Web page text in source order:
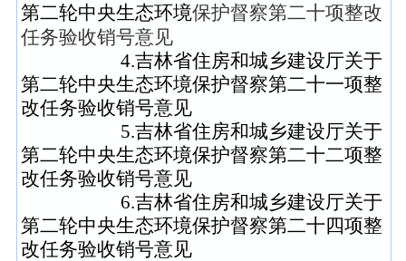
第二轮中央生态环境保护督察第二十项整改
任务验收销号意见
4.吉林省住房和城乡建设厅关于
第二轮中央生态环境保护督察第二十一项整
改任务验收销号意见
5.吉林省住房和城乡建设厅关于
第二轮中央生态环境保护督察第二十二项整
改任务验收销号意见
6.吉林省住房和城乡建设厅关于
第二轮中央生态环境保护督察第二十四项整
改任务验收销号意见